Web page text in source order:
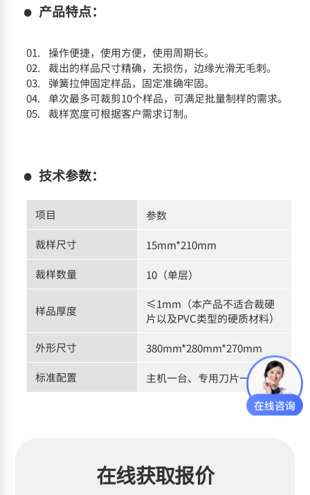
产品特点：
操作便捷，使用方便，使用周期长。
裁出的样品尺寸精确，无损伤，边缘光滑无毛刺。
弹簧拉伸固定样品，固定准确牢固。
单次最多可裁剪10个样品，可满足批量制样的需求。
裁样宽度可根据客户需求订制。
技术参数：
项目
参数
裁样尺寸
15mm*210mm
裁样数量
10（单层）
样品厚度
≤1mm（本产品不适合裁硬
片以及PVC类型的硬质材料）
外形尺寸
380mm*280mm*270mm
标准配置
主机一台、专用刀片一盒
在线获取报价